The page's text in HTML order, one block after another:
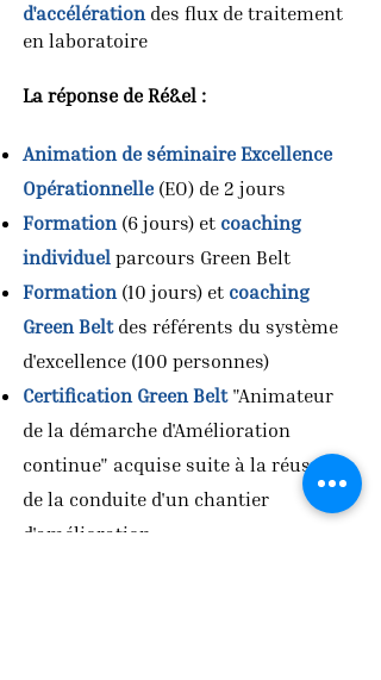
d'accélérationdes flux de traitement
en laboratoire
La réponse de Ré&el :
Animation de séminaire Excellence
Opérationnelle (EO) de 2 jours
Formation(6 jours) et coaching
individuel parcours Green Belt
Formation(10 jours) et coaching
Green Beltdes référents du système
d'excellence (100 personnes)
Certification Green Belt"Animateur
de la démarche d'Amélioration
continue" acquise suite à la réussite
de la conduite d'un chantier
d'amélioration